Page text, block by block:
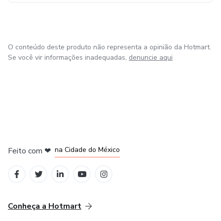
O conteúdo deste produto não representa a opinião da Hotmart.
Se você vir informações inadequadas, denuncie aqui
Feito com ❤ na Cidade do México
Conheça a Hotmart